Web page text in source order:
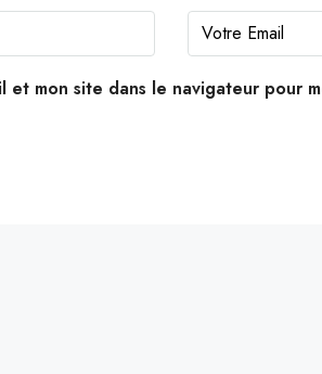
et mon site dans le navigateur pour